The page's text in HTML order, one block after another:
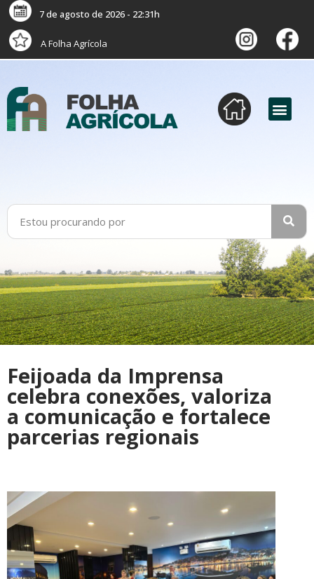
7 de agosto de 2026 - 22:31h
A Folha Agrícola
Feijoada da Imprensa
celebra conexões, valoriza
a comunicação e fortalece
parcerias regionais